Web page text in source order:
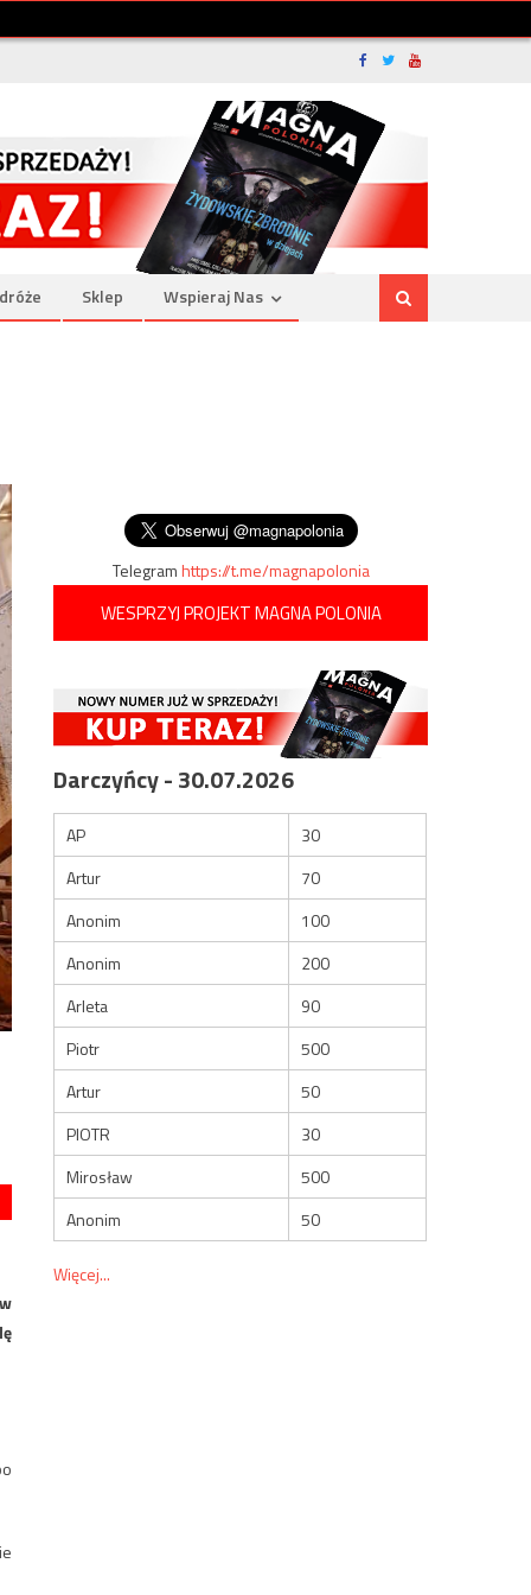
Sklep Wspieraj Nas
Telegramhttps://t.me/magnapolonia
WESPRZYJ PROJEKT MAGNA POLONIA
Darczyńcy - 30.07.2026
AP
30
Artur
70
Anonim
100
Anonim
200
Arleta
90
Piotr
500
Artur
50
PIOTR
30
Mirosław
500
Anonim
50
Więcej...